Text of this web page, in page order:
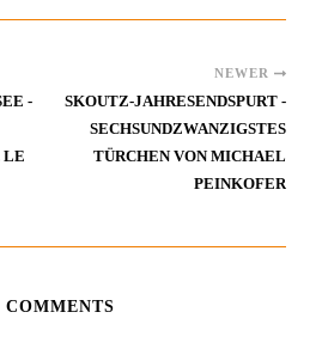
-
LE
NEWER
SKOUTZ-JAHRESENDSPURT -
SECHSUNDZWANZIGSTES
TÜRCHEN VON MICHAEL
PEINKOFER
COMMENTS